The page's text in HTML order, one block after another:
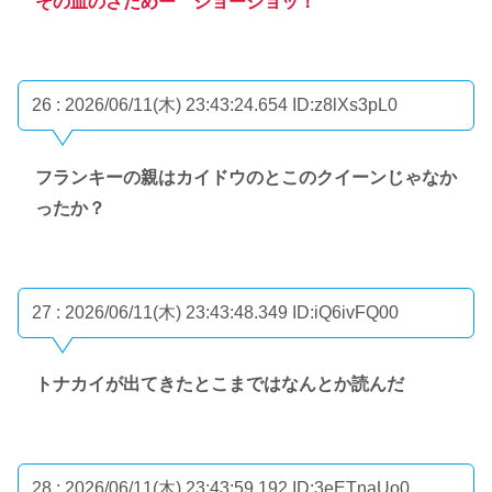
26 : 2026/06/11(木) 23:43:24.654 ID:z8lXs3pL0
フランキーの親はカイドウのとこのクイーンじゃなか
ったか？
27 : 2026/06/11(木) 23:43:48.349 ID:iQ6ivFQ00
トナカイが出てきたとこまではなんとか読んだ
28 : 2026/06/11(木) 23:43:59.192 ID:3eETnaUo0